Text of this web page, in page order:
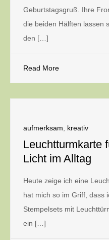
Geburtstagsgruß. Ihre
die beiden Hälften lassen
den […]
Read More
aufmerksam kreativ
Leuchtturmkarte
Licht im Alltag
Heute zeige ich eine
hat mich so im Griff, dass
Stempelsets mit
ein […]